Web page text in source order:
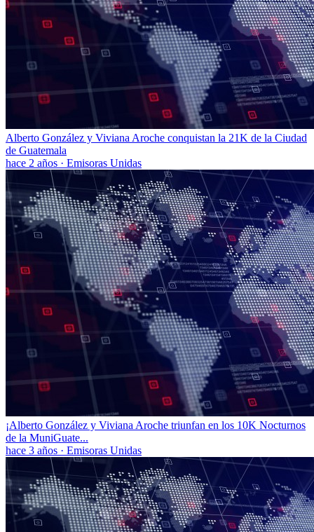
Alberto González y Viviana Aroche conquistan la 21K de la Ciudad
de Guatemala
hace 2 años · Emisoras Unidas
¡Alberto González y Viviana Aroche triunfan en los 10K Nocturnos
de la MuniGuate...
hace 3 años · Emisoras Unidas